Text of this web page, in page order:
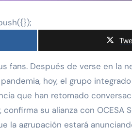
hoy, el grupo integrado
que han retomado
su alianza con OCESA
la agrupación estará